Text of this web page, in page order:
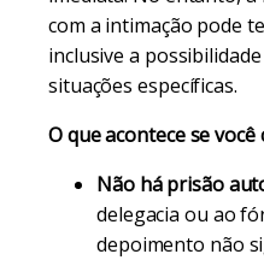
com a intimação pode
inclusive a
situações específicas.
O que acontece se
Não há prisão
delegacia ou ao
depoimento não